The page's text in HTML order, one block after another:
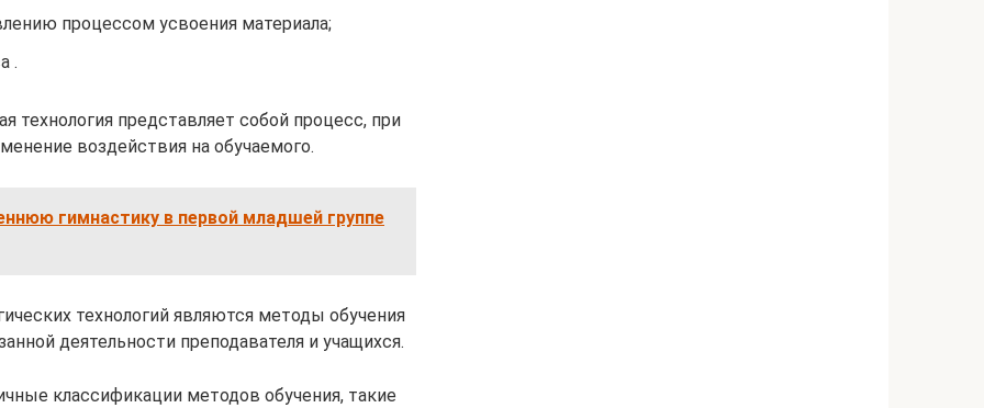
процессом усвоения материала;
.
технология представляет собой процесс, при
воздействия на обучаемого.
гимнастику в первой младшей группе
технологий являются методы обучения
деятельности преподавателя и учащихся.
классификации методов обучения, такие